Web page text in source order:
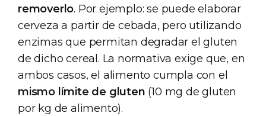
removerlo. Por ejemplo: se puede elaborar
cerveza a partir de cebada, pero utilizando
enzimas que permitan degradar el gluten
de dicho cereal. La normativa exige que, en
ambos casos, el alimento cumpla con el
mismo límite de gluten (10 mg de gluten
por kg de alimento).